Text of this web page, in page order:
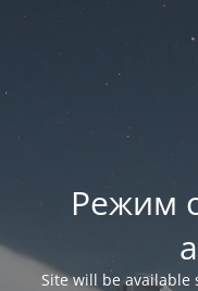
Режим
Site will be available